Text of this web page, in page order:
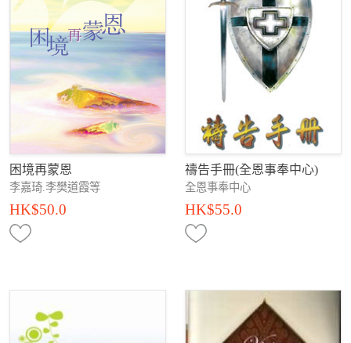
困境再蒙恩
李嘉琦.李樊道霞等
HK$50.0
禱告手冊(全恩事奉中心)
全恩事奉中心
HK$55.0